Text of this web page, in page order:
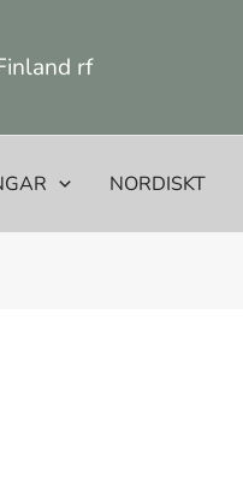
rf
NORDISKT